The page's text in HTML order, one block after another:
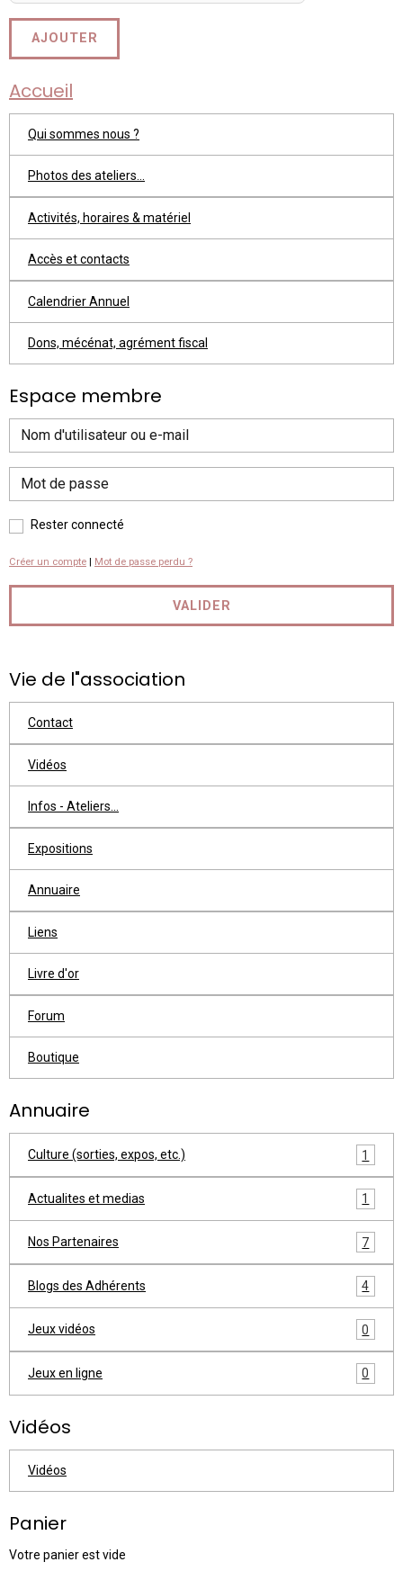
AJOUTER
Accueil
Qui sommes nous ?
Photos des ateliers...
Activités, horaires & matériel
Accès et contacts
Calendrier Annuel
Dons, mécénat, agrément fiscal
Espace membre
Rester connecté
Créer un compte Mot de passe perdu ?
VALIDER
Vie de l"association
Contact
Vidéos
Infos - Ateliers...
Expositions
Annuaire
Liens
Livre d'or
Forum
Boutique
Annuaire
Culture (sorties, expos, etc.) 1
Actualites et medias 1
Nos Partenaires 7
Blogs des Adhérents 4
Jeux vidéos 0
Jeux en ligne 0
Vidéos
Vidéos
Panier
Votre panier est vide